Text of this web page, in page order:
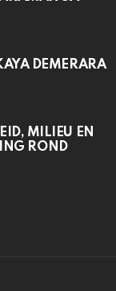
DEMERARA
MILIEU EN
ROND